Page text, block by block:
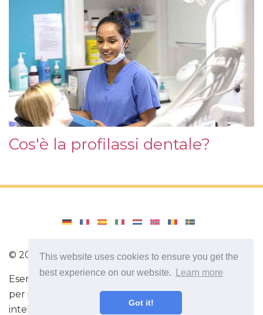
This website uses cookies to ensure you get the
best experience on our website.
Learn more
Got it!
Cos'è la profilassi dentale?
© 2026Amenajari
Esercizio. Diete e ricette per una dieta sana. Esercizi
per il cervello. Fatti interessanti Autosviluppo Sii più
intelligente e più forte oggi!